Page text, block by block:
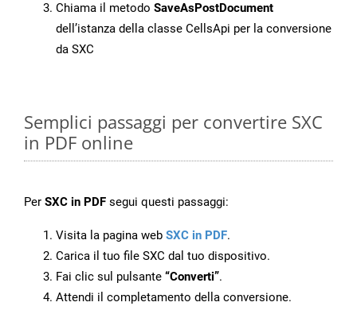
Chiama il metodo SaveAsPostDocument
dell’istanza della classe CellsApi per la conversione
da SXC
Semplici passaggi per convertire SXC
in PDF online
Per SXC in PDF segui questi passaggi:
Visita la pagina web SXC in PDF.
Carica il tuo file SXC dal tuo dispositivo.
Fai clic sul pulsante “Converti”.
Attendi il completamento della conversione.